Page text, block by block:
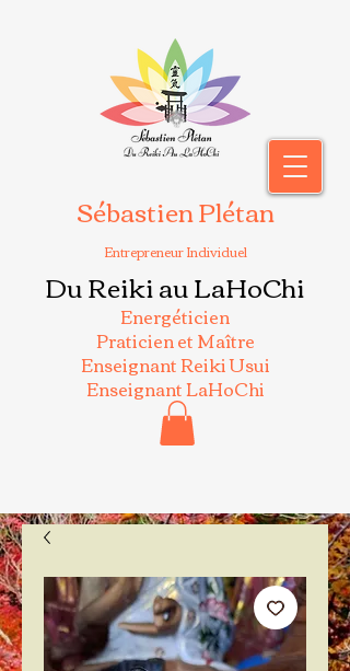
Sébastien Plétan
Entrepreneur Individuel
Du Reiki au LaHoChi
Energéticien
Praticien et Maître
Enseignant Reiki Usui
Enseignant LaHoChi